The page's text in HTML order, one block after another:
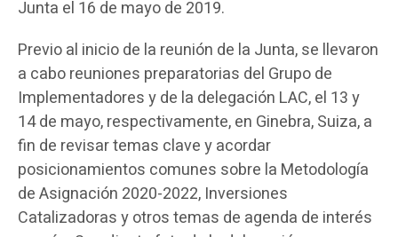
Junta el 16 de mayo de 2019.
Previo al inicio de la reunión de la Junta, se llevaron
a cabo reuniones preparatorias del Grupo de
Implementadores y de la delegación LAC, el 13 y
14 de mayo, respectivamente, en Ginebra, Suiza, a
fin de revisar temas clave y acordar
posicionamientos comunes sobre la Metodología
de Asignación 2020-2022, Inversiones
Catalizadoras y otros temas de agenda de interés